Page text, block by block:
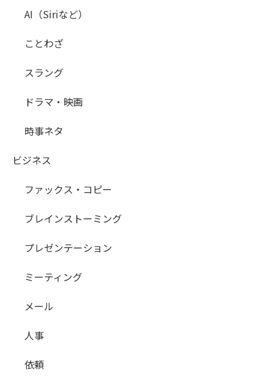
AI（Siriなど）
ことわざ
スラング
ドラマ・映画
時事ネタ
ビジネス
ファックス・コピー
ブレインストーミング
プレゼンテーション
ミーティング
メール
人事
依頼